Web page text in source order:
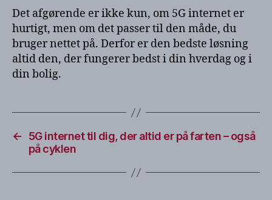
Det afgørende er ikke kun, om 5G internet er
hurtigt, men om det passer til den måde, du
bruger nettet på. Derfor er den bedste løsning
altid den, der fungerer bedst i din hverdag og i
din bolig.
←
5G internet til dig, der altid er på farten – også
på cyklen